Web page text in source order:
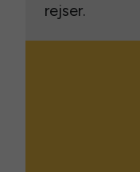
rejser.